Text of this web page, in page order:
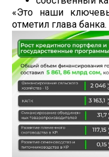
«Это наши
отметил глава банка.